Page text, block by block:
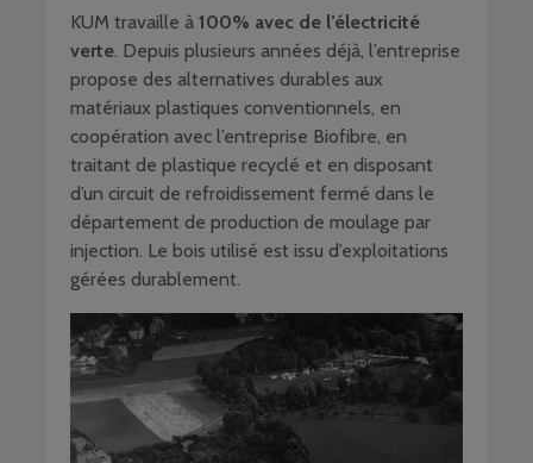
KUM travaille à 100% avec de l’électricité
verte . Depuis plusieurs années déjà, l’entreprise
propose des alternatives durables aux
matériaux plastiques conventionnels, en
coopération avec l’entreprise Biofibre, en
traitant de plastique recyclé et en disposant
d’un circuit de refroidissement fermé dans le
département de production de moulage par
injection. Le bois utilisé est issu d’exploitations
gérées durablement.